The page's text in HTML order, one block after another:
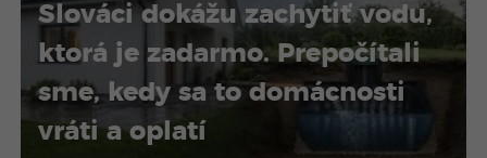
Slováci dokážu zachytiť vodu,
ktorá je zadarmo. Prepočítali
sme, kedy sa to domácnosti
vráti a oplatí